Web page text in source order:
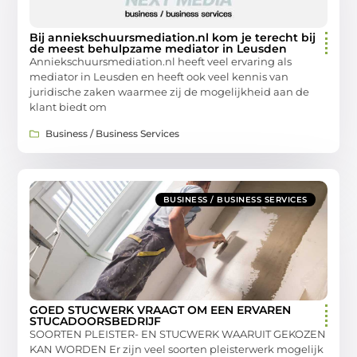
Bij anniekschuursmediation.nl kom je terecht bij
de meest behulpzame mediator in Leusden
Anniekschuursmediation.nl heeft veel ervaring als
mediator in Leusden en heeft ook veel kennis van
juridische zaken waarmee zij de mogelijkheid aan de
klant biedt om
Business / Business Services
BUSINESS / BUSINESS SERVICES
GOED STUCWERK VRAAGT OM EEN ERVAREN
STUCADOORSBEDRIJF
SOORTEN PLEISTER- EN STUCWERK WAARUIT GEKOZEN
KAN WORDEN Er zijn veel soorten pleisterwerk mogelijk